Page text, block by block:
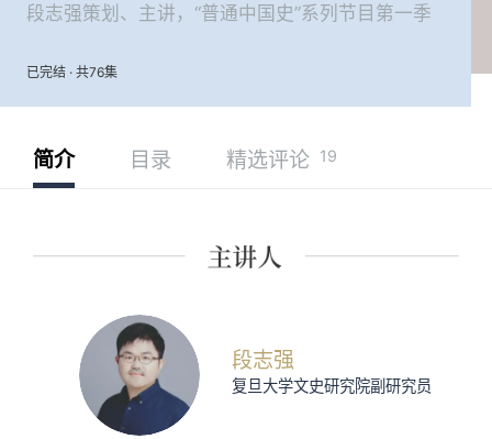
段志强策划、主讲，“普通中国史”系列节目第一季
已完结 · 共76集
简介 目录 精选评论 19
段志强
复旦大学文史研究院副研究员